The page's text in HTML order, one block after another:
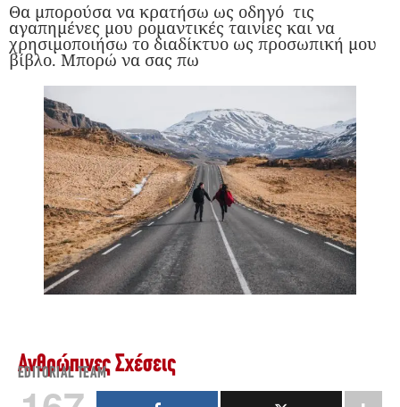
Θα μπορούσα να κρατήσω ως οδηγό τις
αγαπημένες μου ρομαντικές ταινίες και να
χρησιμοποιήσω το διαδίκτυο ως προσωπική μου
βίβλο. Μπορώ να σας πω
Ανθρώπινες Σχέσεις
EDITORIAL TEAM